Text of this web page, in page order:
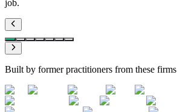
job.
Built by former practitioners from these firms